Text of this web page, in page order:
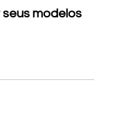
modelos